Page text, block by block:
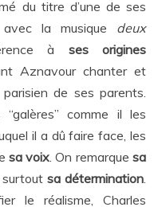
du titre d’une de ses
la musique deux
à ses origines
Aznavour chanter et
de ses parents.
comme il les
il a dû faire face, les
sa voix. On remarquesa
sa détermination.
le réalisme, Charles